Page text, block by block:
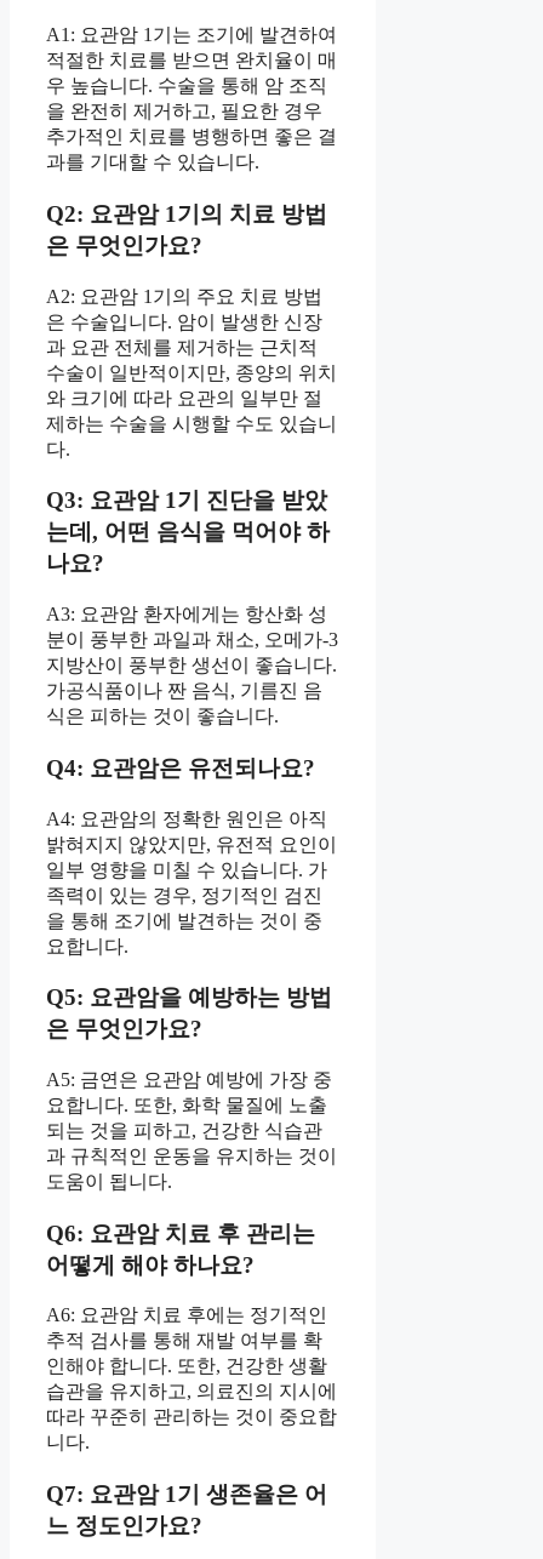
A1: 요관암 1기는 조기에 발견하여
적절한 치료를 받으면 완치율이 매
우 높습니다. 수술을 통해 암 조직
을 완전히 제거하고, 필요한 경우
추가적인 치료를 병행하면 좋은 결
과를 기대할 수 있습니다.
Q2: 요관암 1기의 치료 방법
은 무엇인가요?
A2: 요관암 1기의 주요 치료 방법
은 수술입니다. 암이 발생한 신장
과 요관 전체를 제거하는 근치적
수술이 일반적이지만, 종양의 위치
와 크기에 따라 요관의 일부만 절
제하는 수술을 시행할 수도 있습니
다.
Q3: 요관암 1기 진단을 받았
는데, 어떤 음식을 먹어야 하
나요?
A3: 요관암 환자에게는 항산화 성
분이 풍부한 과일과 채소, 오메가-3
지방산이 풍부한 생선이 좋습니다.
가공식품이나 짠 음식, 기름진 음
식은 피하는 것이 좋습니다.
Q4: 요관암은 유전되나요?
A4: 요관암의 정확한 원인은 아직
밝혀지지 않았지만, 유전적 요인이
일부 영향을 미칠 수 있습니다. 가
족력이 있는 경우, 정기적인 검진
을 통해 조기에 발견하는 것이 중
요합니다.
Q5: 요관암을 예방하는 방법
은 무엇인가요?
A5: 금연은 요관암 예방에 가장 중
요합니다. 또한, 화학 물질에 노출
되는 것을 피하고, 건강한 식습관
과 규칙적인 운동을 유지하는 것이
도움이 됩니다.
Q6: 요관암 치료 후 관리는
어떻게 해야 하나요?
A6: 요관암 치료 후에는 정기적인
추적 검사를 통해 재발 여부를 확
인해야 합니다. 또한, 건강한 생활
습관을 유지하고, 의료진의 지시에
따라 꾸준히 관리하는 것이 중요합
니다.
Q7: 요관암 1기 생존율은 어
느 정도인가요?